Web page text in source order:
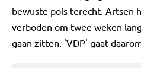
bewuste pols terecht. Artsen
verboden om twee weken
gaan zitten. 'VDP' gaat